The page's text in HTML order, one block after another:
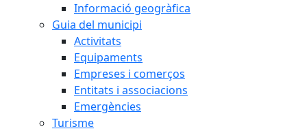
Informació geogràfica
Guia del municipi
Activitats
Equipaments
Empreses i comerços
Entitats i associacions
Emergències
Turisme